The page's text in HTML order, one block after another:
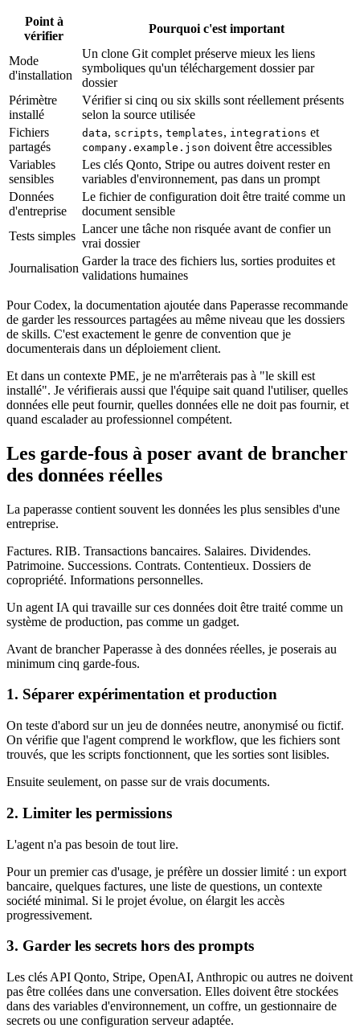
Point à
vérifier
Pourquoi c'est important
Mode
d'installation
Un clone Git complet préserve mieux les liens
symboliques qu'un téléchargement dossier par
dossier
Périmètre
installé
Vérifier si cinq ou six skills sont réellement présents
selon la source utilisée
Fichiers
partagés
data, scripts, templates, integrations et
company.example.json doivent être accessibles
Variables
sensibles
Les clés Qonto, Stripe ou autres doivent rester en
variables d'environnement, pas dans un prompt
Données
d'entreprise
Le fichier de configuration doit être traité comme un
document sensible
Tests simples
Lancer une tâche non risquée avant de confier un
vrai dossier
Journalisation
Garder la trace des fichiers lus, sorties produites et
validations humaines
Pour Codex, la documentation ajoutée dans Paperasse recommande
de garder les ressources partagées au même niveau que les dossiers
de skills. C'est exactement le genre de convention que je
documenterais dans un déploiement client.
Et dans un contexte PME, je ne m'arrêterais pas à "le skill est
installé". Je vérifierais aussi que l'équipe sait quand l'utiliser, quelles
données elle peut fournir, quelles données elle ne doit pas fournir, et
quand escalader au professionnel compétent.
Les garde-fous à poser avant de brancher
des données réelles
La paperasse contient souvent les données les plus sensibles d'une
entreprise.
Factures. RIB. Transactions bancaires. Salaires. Dividendes.
Patrimoine. Successions. Contrats. Contentieux. Dossiers de
copropriété. Informations personnelles.
Un agent IA qui travaille sur ces données doit être traité comme un
système de production, pas comme un gadget.
Avant de brancher Paperasse à des données réelles, je poserais au
minimum cinq garde-fous.
1. Séparer expérimentation et production
On teste d'abord sur un jeu de données neutre, anonymisé ou fictif.
On vérifie que l'agent comprend le workflow, que les fichiers sont
trouvés, que les scripts fonctionnent, que les sorties sont lisibles.
Ensuite seulement, on passe sur de vrais documents.
2. Limiter les permissions
L'agent n'a pas besoin de tout lire.
Pour un premier cas d'usage, je préfère un dossier limité : un export
bancaire, quelques factures, une liste de questions, un contexte
société minimal. Si le projet évolue, on élargit les accès
progressivement.
3. Garder les secrets hors des prompts
Les clés API Qonto, Stripe, OpenAI, Anthropic ou autres ne doivent
pas être collées dans une conversation. Elles doivent être stockées
dans des variables d'environnement, un coffre, un gestionnaire de
secrets ou une configuration serveur adaptée.